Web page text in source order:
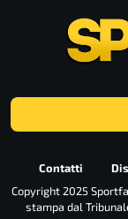
Contatti
Copyright 2025
stampa dal